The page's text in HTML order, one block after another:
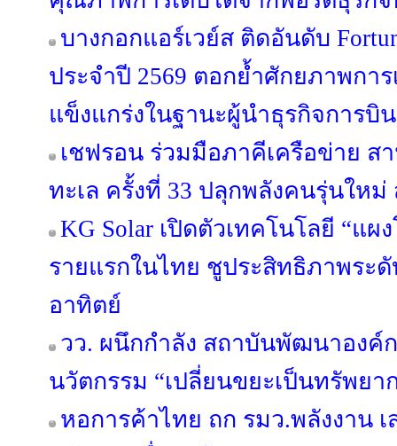
บางกอกแอร์เวย์ส ติดอันดับ
ประจำปี 2569 ตอกย้ำศักยภาพกา
แข็งแกร่งในฐานะผู้นำธุรกิจการบิ
เชฟรอน ร่วมมือภาคีเครือข่าย ส
ทะเล ครั้งที่ 33 ปลุกพลังคนรุ่นใหม่
KG Solar เปิดตัวเทคโนโลยี “แผ
รายแรกในไทย ชูประสิทธิภาพระ
อาทิตย์
วว. ผนึกกำลัง สถาบันพัฒนาองค์
นวัตกรรม “เปลี่ยนขยะเป็นทรัพยา
หอการค้าไทย ถก รมว.พลังงาน